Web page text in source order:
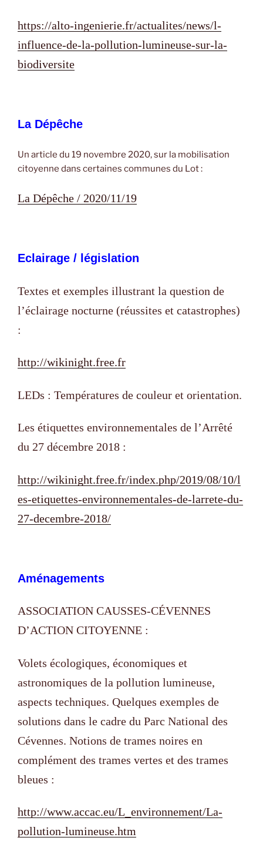
https://alto-ingenierie.fr/actualites/news/l-
influence-de-la-pollution-lumineuse-sur-la-
biodiversite
La Dépêche
Un article du 19 novembre 2020, sur la mobilisation
citoyenne dans certaines communes du Lot :
La Dépêche / 2020/11/19
Eclairage / législation
Textes et exemples illustrant la question de
l’éclairage nocturne (réussites et catastrophes)
:
http://wikinight.free.fr
LEDs : Températures de couleur et orientation.
Les étiquettes environnementales de l’Arrêté
du 27 décembre 2018 :
http://wikinight.free.fr/index.php/2019/08/10/l
es-etiquettes-environnementales-de-larrete-du-
27-decembre-2018/
Aménagements
ASSOCIATION CAUSSES-CÉVENNES
D’ACTION CITOYENNE :
Volets écologiques, économiques et
astronomiques de la pollution lumineuse,
aspects techniques. Quelques exemples de
solutions dans le cadre du Parc National des
Cévennes. Notions de trames noires en
complément des trames vertes et des trames
bleues :
http://www.accac.eu/L_environnement/La-
pollution-lumineuse.htm